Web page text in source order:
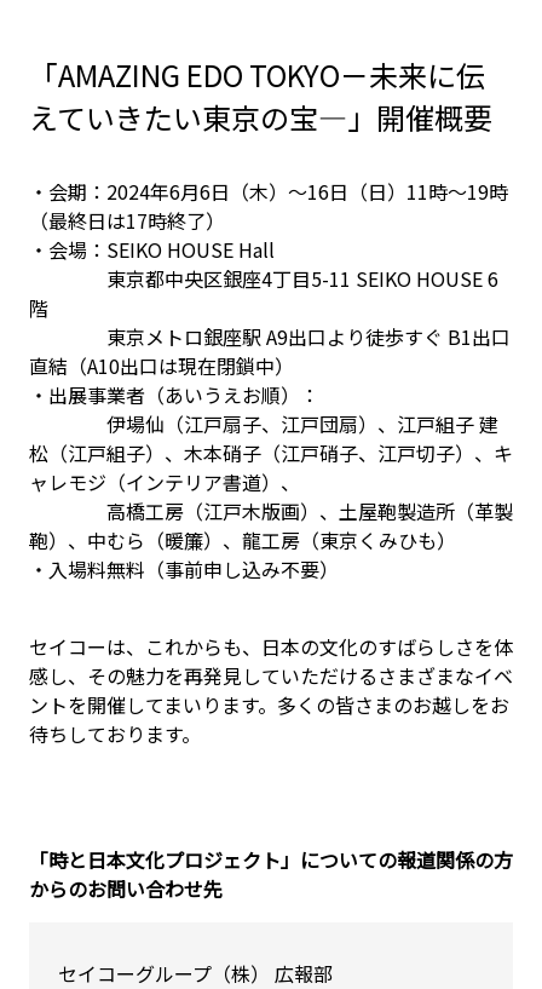
「AMAZING EDO TOKYO－未来に伝
えていきたい東京の宝―」開催概要
・会期：2024年6月6日（木）～16日（日）11時～19時
（最終日は17時終了）
・会場：SEIKO HOUSE Hall
東京都中央区銀座4丁目5-11 SEIKO HOUSE 6
階
東京メトロ銀座駅 A9出口より徒歩すぐ B1出口
直結（A10出口は現在閉鎖中）
・出展事業者（あいうえお順）：
伊場仙（江戸扇子、江戸団扇）、江戸組子 建
松（江戸組子）、木本硝子（江戸硝子、江戸切子）、キ
ャレモジ（インテリア書道）、
高橋工房（江戸木版画）、土屋鞄製造所（革製
鞄）、中むら（暖簾）、龍工房（東京くみひも）
・入場料無料（事前申し込み不要）
セイコーは、これからも、日本の文化のすばらしさを体
感し、その魅力を再発見していただけるさまざまなイベ
ントを開催してまいります。多くの皆さまのお越しをお
待ちしております。
「時と日本文化プロジェクト」についての報道関係の方
からのお問い合わせ先
セイコーグループ（株） 広報部